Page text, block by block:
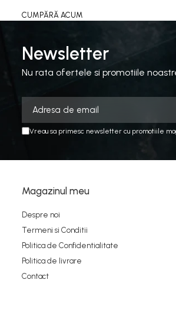
CUMPĂRĂ ACUM
Newsletter
Nu rata ofertele si promotiile
Vreau sa primesc newsletter cu promotiile
Magazinul meu
Despre noi
Termeni si Conditii
Politica de Confidentialitate
Politica de livrare
Contact